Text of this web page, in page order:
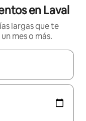
en Laval
largas que te
mes o más.
navega con las